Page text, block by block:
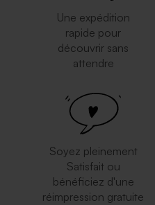
Une expédition
rapide pour
découvrir sans
attendre
Soyez pleinement
Satisfait ou
bénéficiez d'une
réimpression gratuite